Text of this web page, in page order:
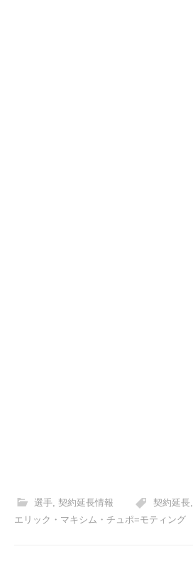
選手, 契約延長情報 契約延長,
エリック・マキシム・チュポ=モティング